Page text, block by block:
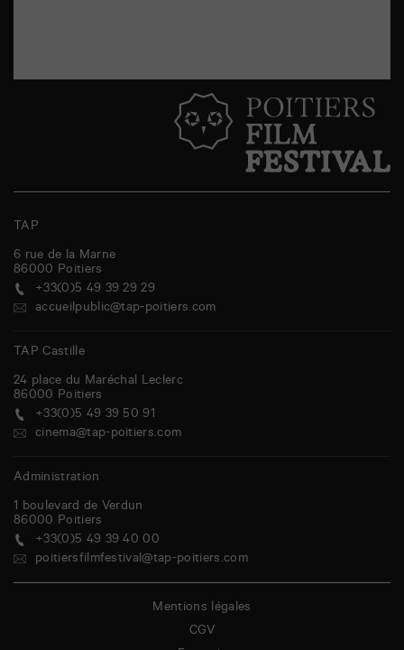
TAP
6 rue de la Marne
86000 Poitiers
+33(0)5 49 39 29 29
accueilpublic@tap-poitiers.com
TAP Castille
24 place du Maréchal Leclerc
86000 Poitiers
+33(0)5 49 39 50 91
cinema@tap-poitiers.com
Administration
1 boulevard de Verdun
86000 Poitiers
+33(0)5 49 39 40 00
poitiersfilmfestival@tap-poitiers.com
Mentions légales
CGV